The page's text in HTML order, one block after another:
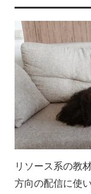
リソース系の教
方向の配信に使